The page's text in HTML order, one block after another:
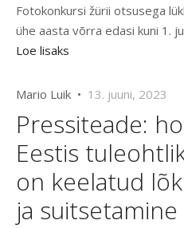
Fotokonkursi žürii otsusega
ühe aasta võrra edasi kuni 1.
Loe lisaks
Mario Luik • 13. juuni, 2023
Pressiteade:
Eestis
on keelatud
ja suitsetamine